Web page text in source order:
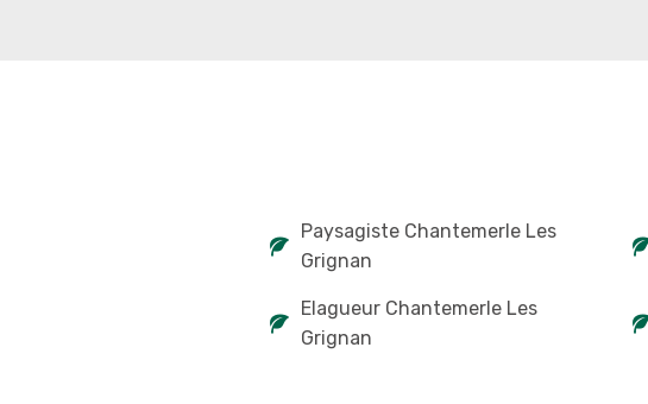
Paysagiste Chantemerle Les
Grignan
Elagueur Chantemerle Les
Grignan